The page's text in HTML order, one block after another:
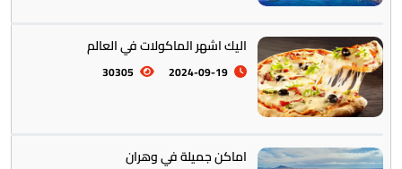
التراث والتقاليد
اليك اشهر الماكولات في العالم
2024-09-19
30305
اماكن جميلة في وهران